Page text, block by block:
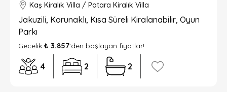
Kaş Kiralık Villa / Patara Kiralık Villa
Jakuzili, Korunaklı, Kısa Süreli Kiralanabilir, Oyun
Parkı
Gecelik ₺ 3.857’den başlayan fiyatlar!
4 2 2